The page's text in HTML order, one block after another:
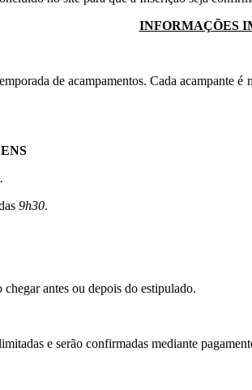
INFORMAÇÕES
de acampamentos. Cada acampante
9h30.
antes ou depois do estipulado.
e serão confirmadas mediante